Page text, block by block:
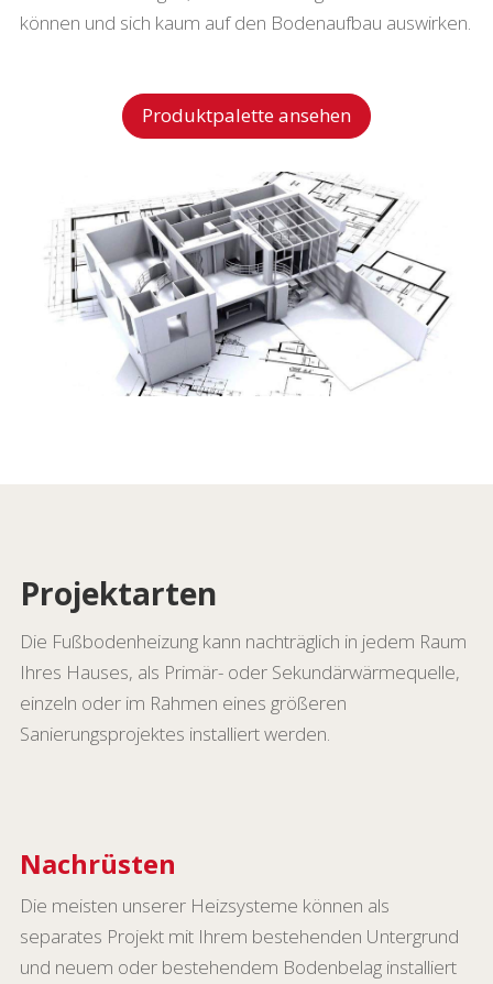
können und sich kaum auf den Bodenaufbau auswirken.
Produktpalette ansehen
Projektarten
Die Fußbodenheizung kann nachträglich in jedem Raum
Ihres Hauses, als Primär- oder Sekundärwärmequelle,
einzeln oder im Rahmen eines größeren
Sanierungsprojektes installiert werden.
Nachrüsten
Die meisten unserer Heizsysteme können als
separates Projekt mit Ihrem bestehenden Untergrund
und neuem oder bestehendem Bodenbelag installiert